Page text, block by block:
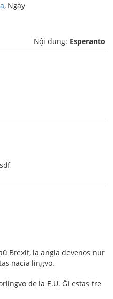
, Ngày
Nội dung: Esperanto
Brexit, la angla devenos nur
nacia lingvo.
de la E.U. Ĝi estas tre